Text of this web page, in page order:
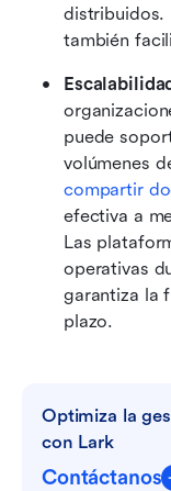
distribuidos.
también
puede
compartir
efectiva a
Las
operativas
garantiza la
plazo.
Optimiza la
con Lark
Contáctanos